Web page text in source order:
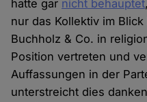
hatte gar nicht behauptet
nur das Kollektiv im
Buchholz & Co. in
Position vertreten und
Auffassungen in der
unterstreicht dies